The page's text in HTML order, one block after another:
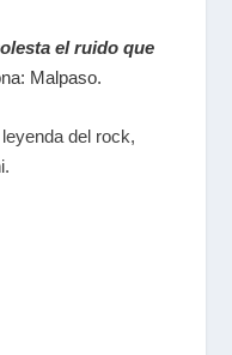
el ruido que
Malpaso.
del rock,